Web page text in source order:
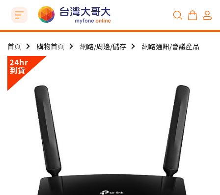
首頁 購物首頁 網路/周邊/儲存 網路通訊/會議產品